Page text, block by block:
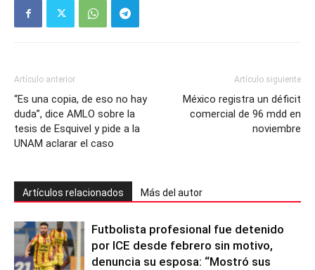
Artículo anterior
“Es una copia, de eso no hay
duda”, dice AMLO sobre la
tesis de Esquivel y pide a la
UNAM aclarar el caso
Artículo siguiente
México registra un déficit
comercial de 96 mdd en
noviembre
Artículos relacionados Más del autor
Futbolista profesional fue detenido
por ICE desde febrero sin motivo,
denuncia su esposa: “Mostró sus